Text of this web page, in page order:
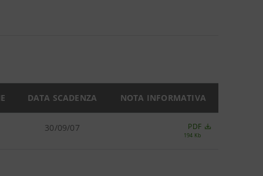
DATA SCADENZA NOTA INFORMATIVA
30/09/07 PDF
194 Kb